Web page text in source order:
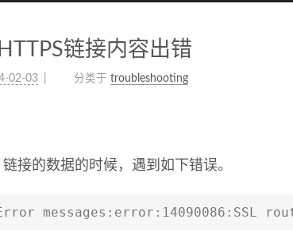
链接内容出错
02-03 分类于 troubleshooting
接的数据的时候，遇到如下错误。
messages:error:14090086:SSL